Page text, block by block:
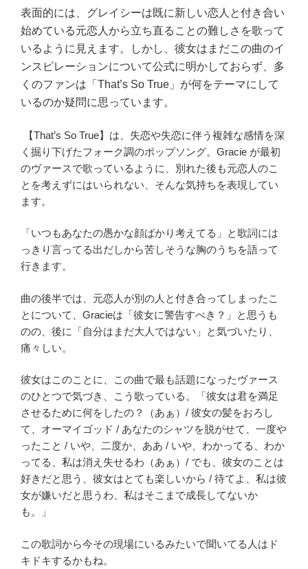
表面的には、グレイシーは既に新しい恋人と付き合い
始めている元恋人から立ち直ることの難しさを歌って
いるように見えます。しかし、彼女はまだこの曲のイ
ンスピレーションについて公式に明かしておらず、多
くのファンは「That’s So True」が何をテーマにして
いるのか疑問に思っています。
【That’s So True】は、失恋や失恋に伴う複雑な感情を深
く掘り下げたフォーク調のポップソング。Gracie が最初
のヴァースで歌っているように、別れた後も元恋人のこ
とを考えずにはいられない、そんな気持ちを表現してい
ます。
「いつもあなたの愚かな顔ばかり考えてる」と歌詞には
っきり言ってる出だしから苦しそうな胸のうちを語って
行きます。
曲の後半では、元恋人が別の人と付き合ってしまったこ
とについて、Gracieは「彼女に警告すべき？」と思うも
のの、後に「自分はまだ大人ではない」と気づいたり、
痛々しい。
彼女はこのことに、この曲で最も話題になったヴァース
のひとつで気づき、こう歌っている。「彼女は君を満足
させるために何をしたの？（あぁ）/ 彼女の髪をおろし
て、オーマイゴッド / あなたのシャツを脱がせて、一度や
ったこと / いや、二度か、ああ / いや、わかってる、わか
ってる、私は消え失せるわ（あぁ）/ でも、彼女のことは
好きだと思う、彼女はとても楽しいから / 待てよ、私は彼
女が嫌いだと思うわ、私はそこまで成長してないか
も。」
この歌詞から今その現場にいるみたいで聞いてる人はド
キドキするかもね。